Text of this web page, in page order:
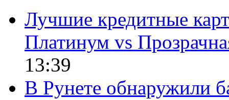
Лучшие кредитные
Платинум vs
13:39
В Рунете обнаружили